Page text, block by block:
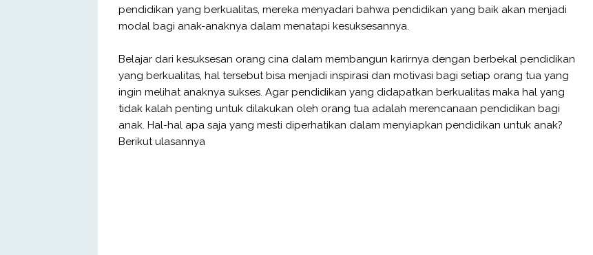
pendidikan yang berkualitas, mereka menyadari bahwa pendidikan yang baik akan menjadi
modal bagi anak-anaknya dalam menatapi kesuksesannya.
Belajar dari kesuksesan orang cina dalam membangun karirnya dengan berbekal pendidikan
yang berkualitas, hal tersebut bisa menjadi inspirasi dan motivasi bagi setiap orang tua yang
ingin melihat anaknya sukses. Agar pendidikan yang didapatkan berkualitas maka hal yang
tidak kalah penting untuk dilakukan oleh orang tua adalah merencanaan pendidikan bagi
anak. Hal-hal apa saja yang mesti diperhatikan dalam menyiapkan pendidikan untuk anak?
Berikut ulasannya